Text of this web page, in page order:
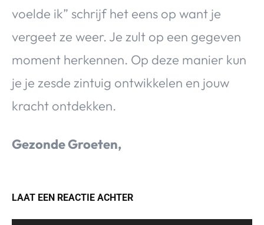
voelde ik” schrijf het eens op want je
vergeet ze weer. Je zult op een gegeven
moment herkennen. Op deze manier kun
je je zesde zintuig ontwikkelen en jouw
kracht ontdekken.
Gezonde Groeten,
LAAT EEN REACTIE ACHTER